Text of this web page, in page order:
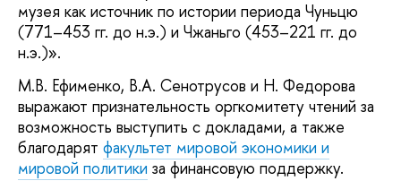
музея как источник по истории периода Чуньцю
(771–453 гг. до н.э.) и Чжаньго (453–221 гг. до
н.э.)».
М.В. Ефименко, В.А. Сенотрусов и Н. Федорова
выражают признательность оргкомитету чтений за
возможность выступить с докладами, а также
благодарят факультет мировой экономики и
мировой политики за финансовую поддержку.